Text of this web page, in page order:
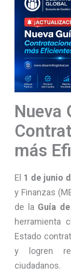
Nueva
más
El 1 de junio
y Finanzas
de la Guía
herramienta
Estado
y logren
ciudadanos.